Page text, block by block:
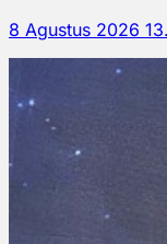
8 Agustus 2026